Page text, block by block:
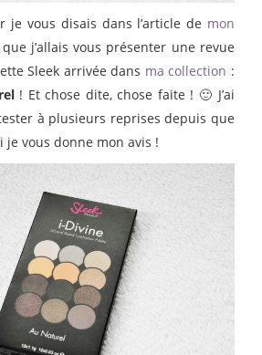
je vous disais dans l’article de mon
que j’allais vous présenter une revue
Sleek arrivée dans ma collection :
! Et chose dite, chose faite ! 🙂 J’ai
à plusieurs reprises depuis que
je vous donne mon avis !